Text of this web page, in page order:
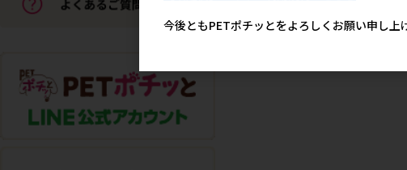
今後ともPETポチッとをよろしくお願い申し上